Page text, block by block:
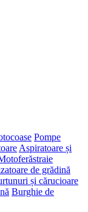
Pompe
Aspiratoare și
de grădină
și cărucioare
Burghie de